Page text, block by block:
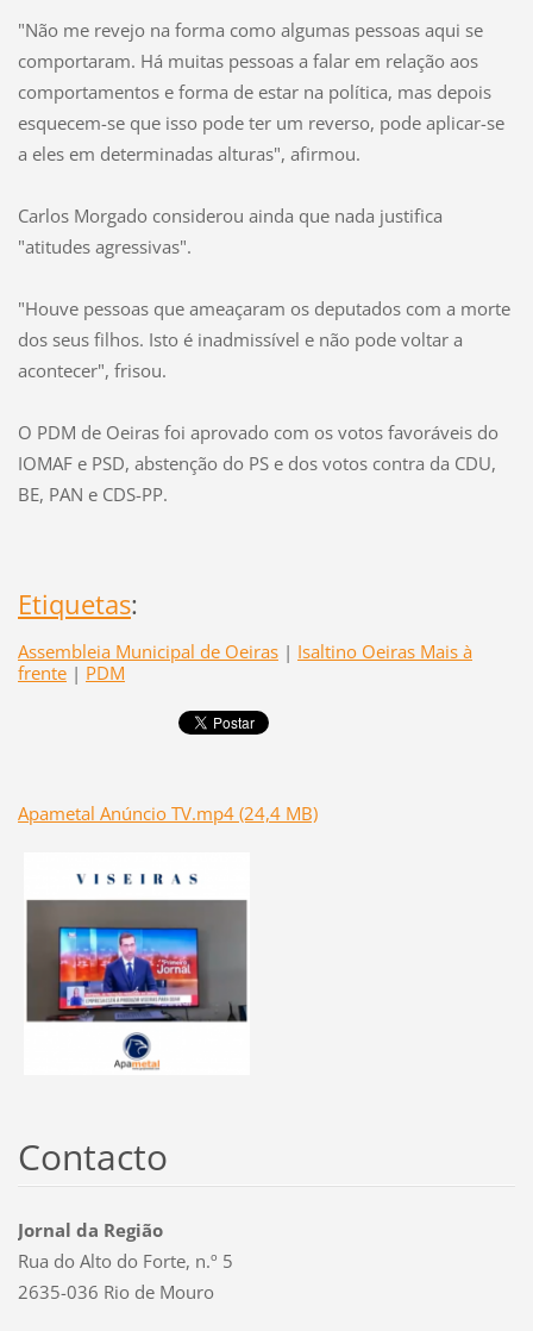
"Não me revejo na forma como algumas pessoas aqui se
comportaram. Há muitas pessoas a falar em relação aos
comportamentos e forma de estar na política, mas depois
esquecem-se que isso pode ter um reverso, pode aplicar-se
a eles em determinadas alturas", afirmou.
Carlos Morgado considerou ainda que nada justifica
"atitudes agressivas".
"Houve pessoas que ameaçaram os deputados com a morte
dos seus filhos. Isto é inadmissível e não pode voltar a
acontecer", frisou.
O PDM de Oeiras foi aprovado com os votos favoráveis do
IOMAF e PSD, abstenção do PS e dos votos contra da CDU,
BE, PAN e CDS-PP.
Etiquetas:
Assembleia Municipal de Oeiras | Isaltino Oeiras Mais à
frente | PDM
Apametal Anúncio TV.mp4 (24,4 MB)
Contacto
Jornal da Região
Rua do Alto do Forte, n.º 5
2635-036 Rio de Mouro